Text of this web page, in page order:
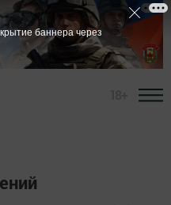
баннера через